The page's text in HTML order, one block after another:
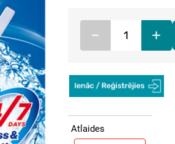
– +
Atlaides